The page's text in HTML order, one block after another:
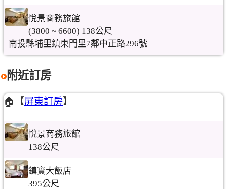
悅景商務旅館
(3800 ~ 6600) 138公尺
南投縣埔里鎮東門里7鄰中正路296號
附近訂房
🏠【屏東訂房】
悅景商務旅館
138公尺
鎮寶大飯店
395公尺